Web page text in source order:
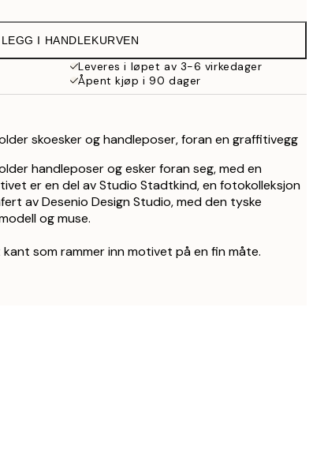
549 kr
LEGG I HANDLEKURVEN
Leveres i løpet av 3-6 virkedager
Åpent kjøp i 90 dager
skoesker og handleposer, foran en graffitivegg
handleposer og esker foran seg, med en
er en del av Studio Stadtkind, en fotokolleksjon
av Desenio Design Studio, med den tyske
og muse.
som rammer inn motivet på en fin måte.